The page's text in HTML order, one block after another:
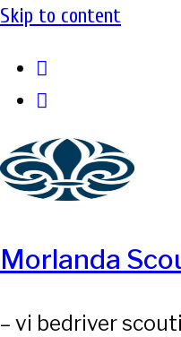
Skip to content
Morlanda
– vi bedriver